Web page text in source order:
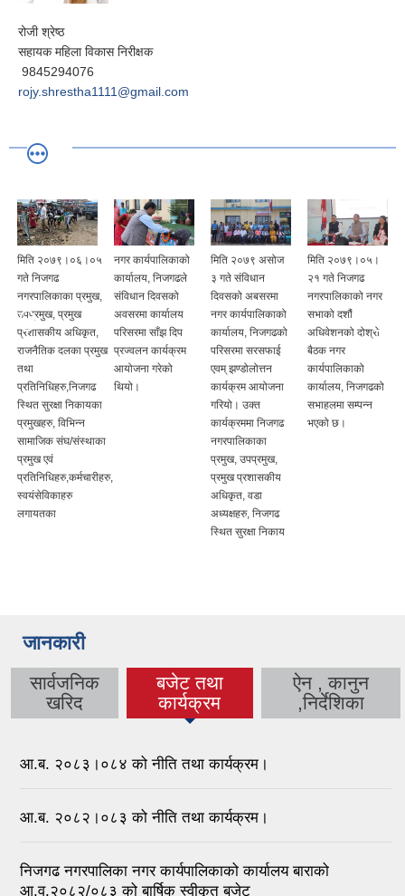
रोजी श्रेष्ठ
सहायक महिला विकास निरीक्षक
9845294076
rojy.shrestha1111@gmail.com
मिति २०७९।०६।०५
गते निजगढ
नगरपालिकाका प्रमुख,
उपप्रमुख, प्रमुख
प्रशासकीय अधिकृत,
राजनैतिक दलका प्रमुख
तथा
प्रतिनिधिहरु,निजगढ
स्थित सुरक्षा निकायका
प्रमुखहरु, विभिन्न
सामाजिक संघ/संस्थाका
प्रमुख एवं
प्रतिनिधिहरु,कर्मचारीहरु,
स्वयंसेविकाहरु
लगायतका
नगर कार्यपालिकाको
कार्यालय, निजगढले
संविधान दिवसको
अवसरमा कार्यालय
परिसरमा साँझ दिप
प्रज्वलन कार्यक्रम
आयोजना गरेको
थियो।
मिति २०७९ असोज
३ गते संविधान
दिवसको अबसरमा
नगर कार्यपालिकाको
कार्यालय, निजगढको
परिसरमा सरसफाई
एवम् झण्डोलोत्तन
कार्यक्रम आयोजना
गरियो। उक्त
कार्यक्रममा निजगढ
नगरपालिकाका
प्रमुख, उपप्रमुख,
प्रमुख प्रशासकीय
अधिकृत, वडा
अध्यक्षहरु, निजगढ
स्थित सुरक्षा निकाय
मिति २०७९।०५।
२१ गते निजगढ
नगरपालिकाको नगर
सभाको दशौं
अधिवेशनको दोश्रो
बैठक नगर
कार्यपालिकाको
कार्यालय, निजगढको
सभाहलमा सम्पन्न
भएको छ।
जानकारी
सार्वजनिक
खरिद
बजेट तथा
कार्यक्रम
(active tab)
ऐन , कानुन
,निर्देशिका
आ.ब. २०८३।०८४ को नीति तथा कार्यक्रम।
आ.ब. २०८२।०८३ को नीति तथा कार्यक्रम।
निजगढ नगरपालिका नगर कार्यपालिकाको कार्यालय बाराको
आ.व.२०८२/०८३ को बार्षिक स्वीकृत बजेट